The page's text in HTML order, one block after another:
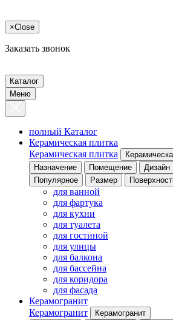
×Close
Заказать звонок
Каталог
Меню
полный Каталог
Керамическая плитка
Керамическая плитка
Назначение
Помещение Дизайн
Популярное
Размер
для ванной
для фартука
для кухни
для туалета
для гостиной
для улицы
для балкона
для бассейна
для коридора
для фасада
Керамогранит
Керамогранит
Керамогранит